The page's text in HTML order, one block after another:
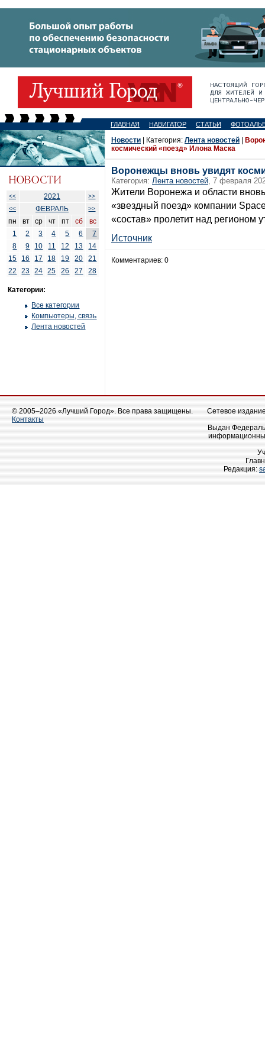
ГЛАВНАЯ НАВИГАТОР СТАТЬИ
<< 2021
>>
<<
ФЕВРАЛЬ >>
пн вт ср чт пт сб
вс
1
2 3 4 5 6
7
8
9 10 11 12 13
14
15
16 17 18 19 20
21
22
23 24 25 26 27 28
Категории:
Все категории
Компьютеры, связь
Лента новостей
Новости | Категория: Лента новостей
космический «поезд» Илона Маска
Воронежцы вновь увидят
Категория: Лента новостей, 7 февраля
Жители Воронежа и области
«звездный поезд» компании
«состав» пролетит над регионом
Источник
Комментариев: 0
© 2005–2026 «Лучший Город». Все права защищены.
Контакты
Сетевое
Выдан
Редакция: